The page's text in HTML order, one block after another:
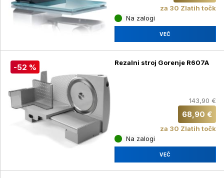
za 30 Zlatih točk
Na zalogi
VEČ
-52 % Rezalni stroj Gorenje R607A
143,90 €
68,90 €
za 30 Zlatih točk
Na zalogi
VEČ